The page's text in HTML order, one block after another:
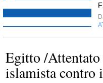
Egitto /
islamista contro